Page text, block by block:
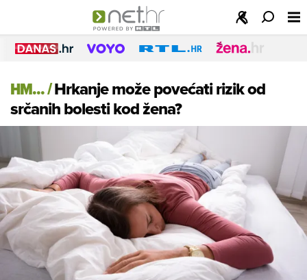
HM.../Hrkanje može povećati rizik od
srčanih bolesti kod žena?